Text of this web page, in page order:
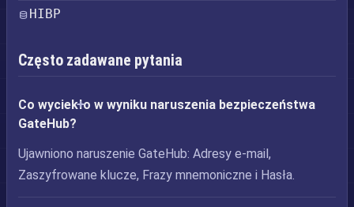
HIBP
Często zadawane pytania
Co wyciekło w wyniku naruszenia bezpieczeństwa
GateHub?
Ujawniono naruszenie GateHub: Adresy e-mail,
Zaszyfrowane klucze, Frazy mnemoniczne i Hasła.